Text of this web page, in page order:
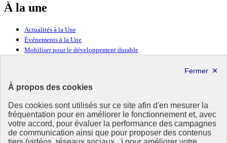
À propos des cookies
Des cookies sont utilisés sur ce site afin d'en mesurer la
fréquentation pour en améliorer le fonctionnement et, avec
votre accord, pour évaluer la performance des campagnes
de communication ainsi que pour proposer des contenus
À la une
Actualités à la Une
Événements à la Une
Mobiliser pour le développement durable
Ressources
Ressources
La Méth’ODD